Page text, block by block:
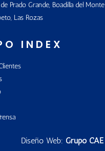
Prado Grande, Boadilla del Monte
Las Rozas
INDEX
Diseño Web: Grupo CAE